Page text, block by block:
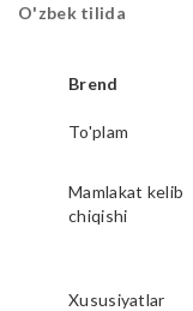
O'zbek tilida
Brend
To'plam
Mamlakat kelib
chiqishi
Xususiyatlar